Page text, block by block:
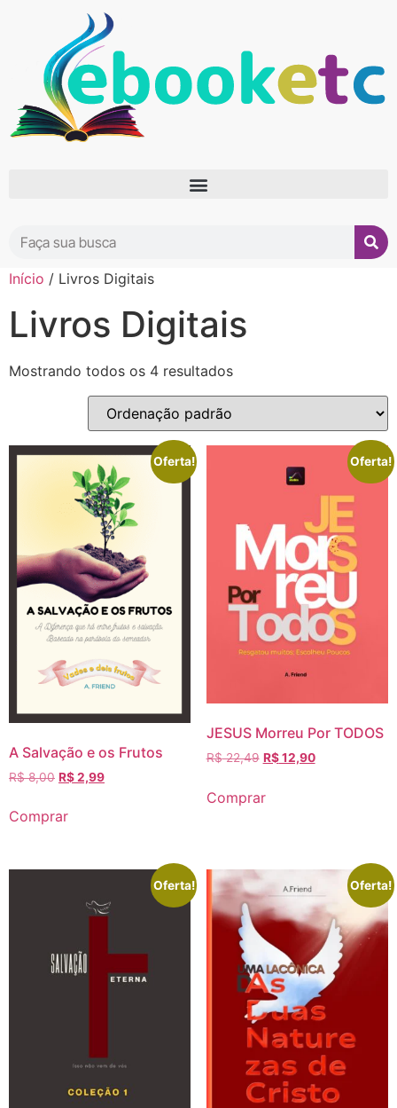
Início / Livros Digitais
Livros Digitais
Mostrando todos os 4 resultados
Oferta!
A Salvação e os Frutos
R$8,00 R$2,99
Comprar
Oferta!
JESUS Morreu Por TODOS
R$22,49 R$12,90
Comprar
Oferta! Oferta!